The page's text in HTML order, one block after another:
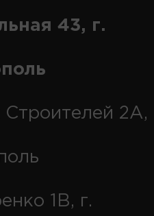
43, г.
Строителей 2А,
1В, г.